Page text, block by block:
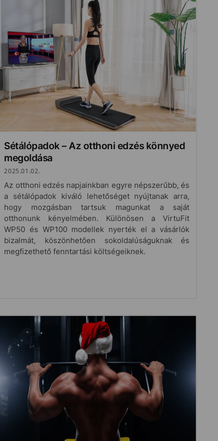
Sétálópadok – Az otthoni edzés könnyed
megoldása
2025.01.02.
Az otthoni edzés napjainkban egyre népszerűbb, és
a sétálópadok kiváló lehetőséget nyújtanak arra,
hogy mozgásban tartsuk magunkat a saját
otthonunk kényelmében. Különösen a VirtuFit
WP50 és WP100 modellek nyerték el a vásárlók
bizalmát, köszönhetően sokoldalúságuknak és
megfizethető fenntartási költségeiknek.